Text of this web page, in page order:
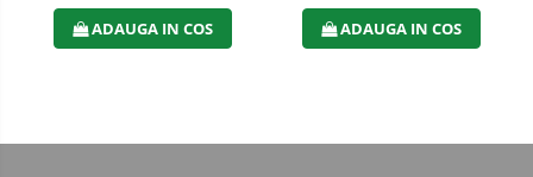
ADAUGA IN COS ADAUGA IN COS